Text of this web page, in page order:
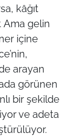
kâğıt
Ama gelin
içine
arayan
görünen
bir şekilde
ve adeta